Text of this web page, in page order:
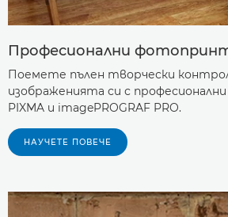
Професионални
Поемете пълен творчески
изображенията си с
PIXMA и imagePROGRAF PRO.
НАУЧЕТЕ ПОВЕЧЕ